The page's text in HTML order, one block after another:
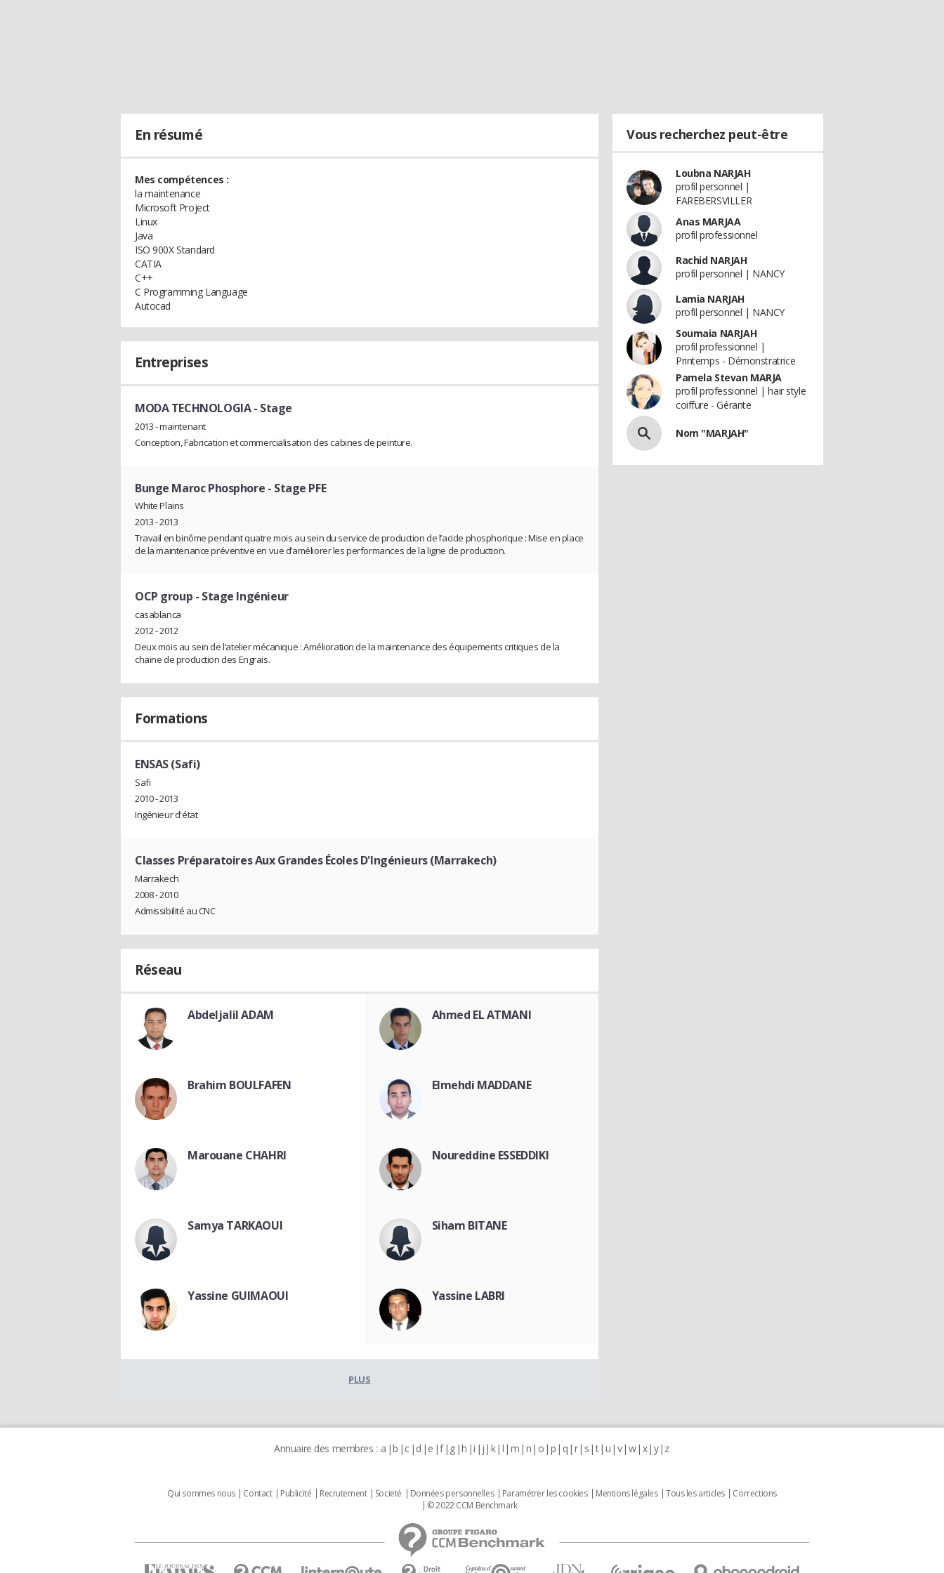
En résumé
Mes compétences :
la maintenance
Microsoft Project
Linux
Java
ISO 900X Standard
CATIA
C++
C Programming Language
Autocad
Entreprises
MODA TECHNOLOGIA- Stage
2013 - maintenant
Conception, Fabrication et commercialisation des cabines de peinture.
Bunge Maroc Phosphore - Stage PFE
White Plains
2013 - 2013
Travail en binôme pendant quatre mois au sein du service de production de l’acide phosphorique : Mise en place
de la maintenance préventive en vue d’améliorer les performances de la ligne de production.
OCP group - Stage Ingénieur
casablanca
2012 - 2012
Deux mois au sein de l’atelier mécanique : Amélioration de la maintenance des équipements critiques de la
chaine de production des Engrais.
Formations
ENSAS (Safi)
Safi
2010 - 2013
Ingénieur d'état
Classes Préparatoires Aux Grandes Écoles D'Ingénieurs (Marrakech)
Marrakech
2008 - 2010
Admissibilité au CNC
Réseau
Abdeljalil ADAM Ahmed EL ATMANI
Brahim BOULFAFEN Elmehdi MADDANE
Marouane CHAHRI Noureddine ESSEDDIKI
Samya TARKAOUI Siham BITANE
Yassine GUIMAOUI Yassine LABRI
PLUS
Vous recherchez peut-être
Loubna NARJAH
profil personnel |
FAREBERSVILLER
Anas MARJAA
profil professionnel
Rachid NARJAH
profil personnel | NANCY
Lamia NARJAH
profil personnel | NANCY
Soumaia NARJAH
profil professionnel |
Printemps - Démonstratrice
Pamela Stevan MARJA
profil professionnel | hair style
coiffure - Gérante
Nom "MARJAH"
Annuaire des membres : a b c d e f g h i j k l m n o p q r s t u v w x y z
Qui sommes nous Contact Publicité Recrutement Societé Données personnelles Paramétrer les cookies Mentions légales Tous les articles
Corrections
© 2022 CCM Benchmark